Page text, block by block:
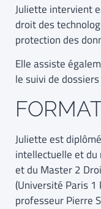
Juliette intervient
droit des
protection des
Elle assiste
le suivi de
Juliette est
intellectuelle et du
et du Master 2
(Université Paris
professeur Pierre